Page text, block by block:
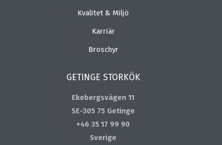
Kvalitet & Miljö
Karriär
Broschyr
GETINGE STORKÖK
Ekebergsvägen 11
SE-305 75 Getinge
+46 35 17 99 90
Sverige